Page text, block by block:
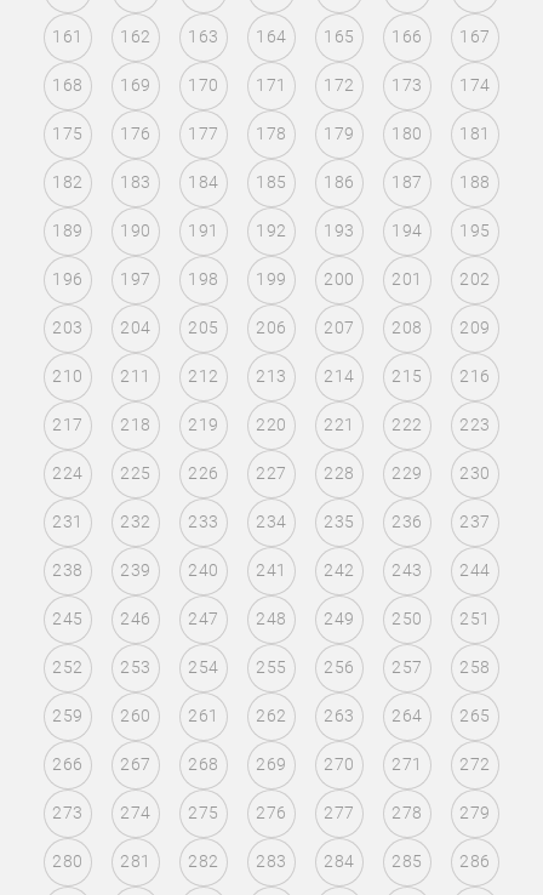
161 162 163 164 165 166 167
168 169 170 171 172 173 174
175 176 177 178 179 180 181
182 183 184 185 186 187 188
189 190 191 192 193 194 195
196 197 198 199 200 201 202
203 204 205 206 207 208 209
210 211 212 213 214 215 216
217 218 219 220 221 222 223
224 225 226 227 228 229 230
231 232 233 234 235 236 237
238 239 240 241 242 243 244
245 246 247 248 249 250 251
252 253 254 255 256 257 258
259 260 261 262 263 264 265
266 267 268 269 270 271 272
273 274 275 276 277 278 279
280 281 282 283 284 285 286